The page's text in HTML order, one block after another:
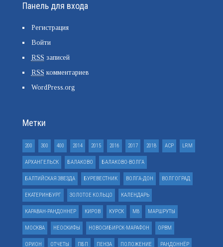
Панель для входа
Регистрация
Войти
RSS записей
RSS комментариев
WordPress.org
Метки
200 300 400 2014 2015 2016 2017 2018 ACP LRM
АРХАНГЕЛЬСК БАЛАКОВО БАЛАКОВО-ВОЛГА
БАЛТИЙСКАЯ ЗВЕЗДА БУРЕВЕСТНИК ВОЛГА-ДОН ВОЛГОГРАД
ЕКАТЕРИНБУРГ ЗОЛОТОЕ КОЛЬЦО КАЛЕНДАРЬ
КАРАВАН-РАНДОННЕР КИРОВ КУРСК М8 МАРШРУТЫ
МОСКВА НЕОСКИФЫ НОВОСИБИРСК-МАРАФОН ОРВМ
ОРИОН ОТЧЕТЫ ПБП ПЕНЗА ПОЛОЖЕНИЕ РАНДОННЁР